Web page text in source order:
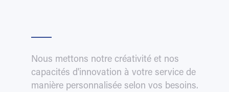
Nous mettons notre créativité et nos
capacités d'innovation à votre service de
manière personnalisée selon vos besoins.